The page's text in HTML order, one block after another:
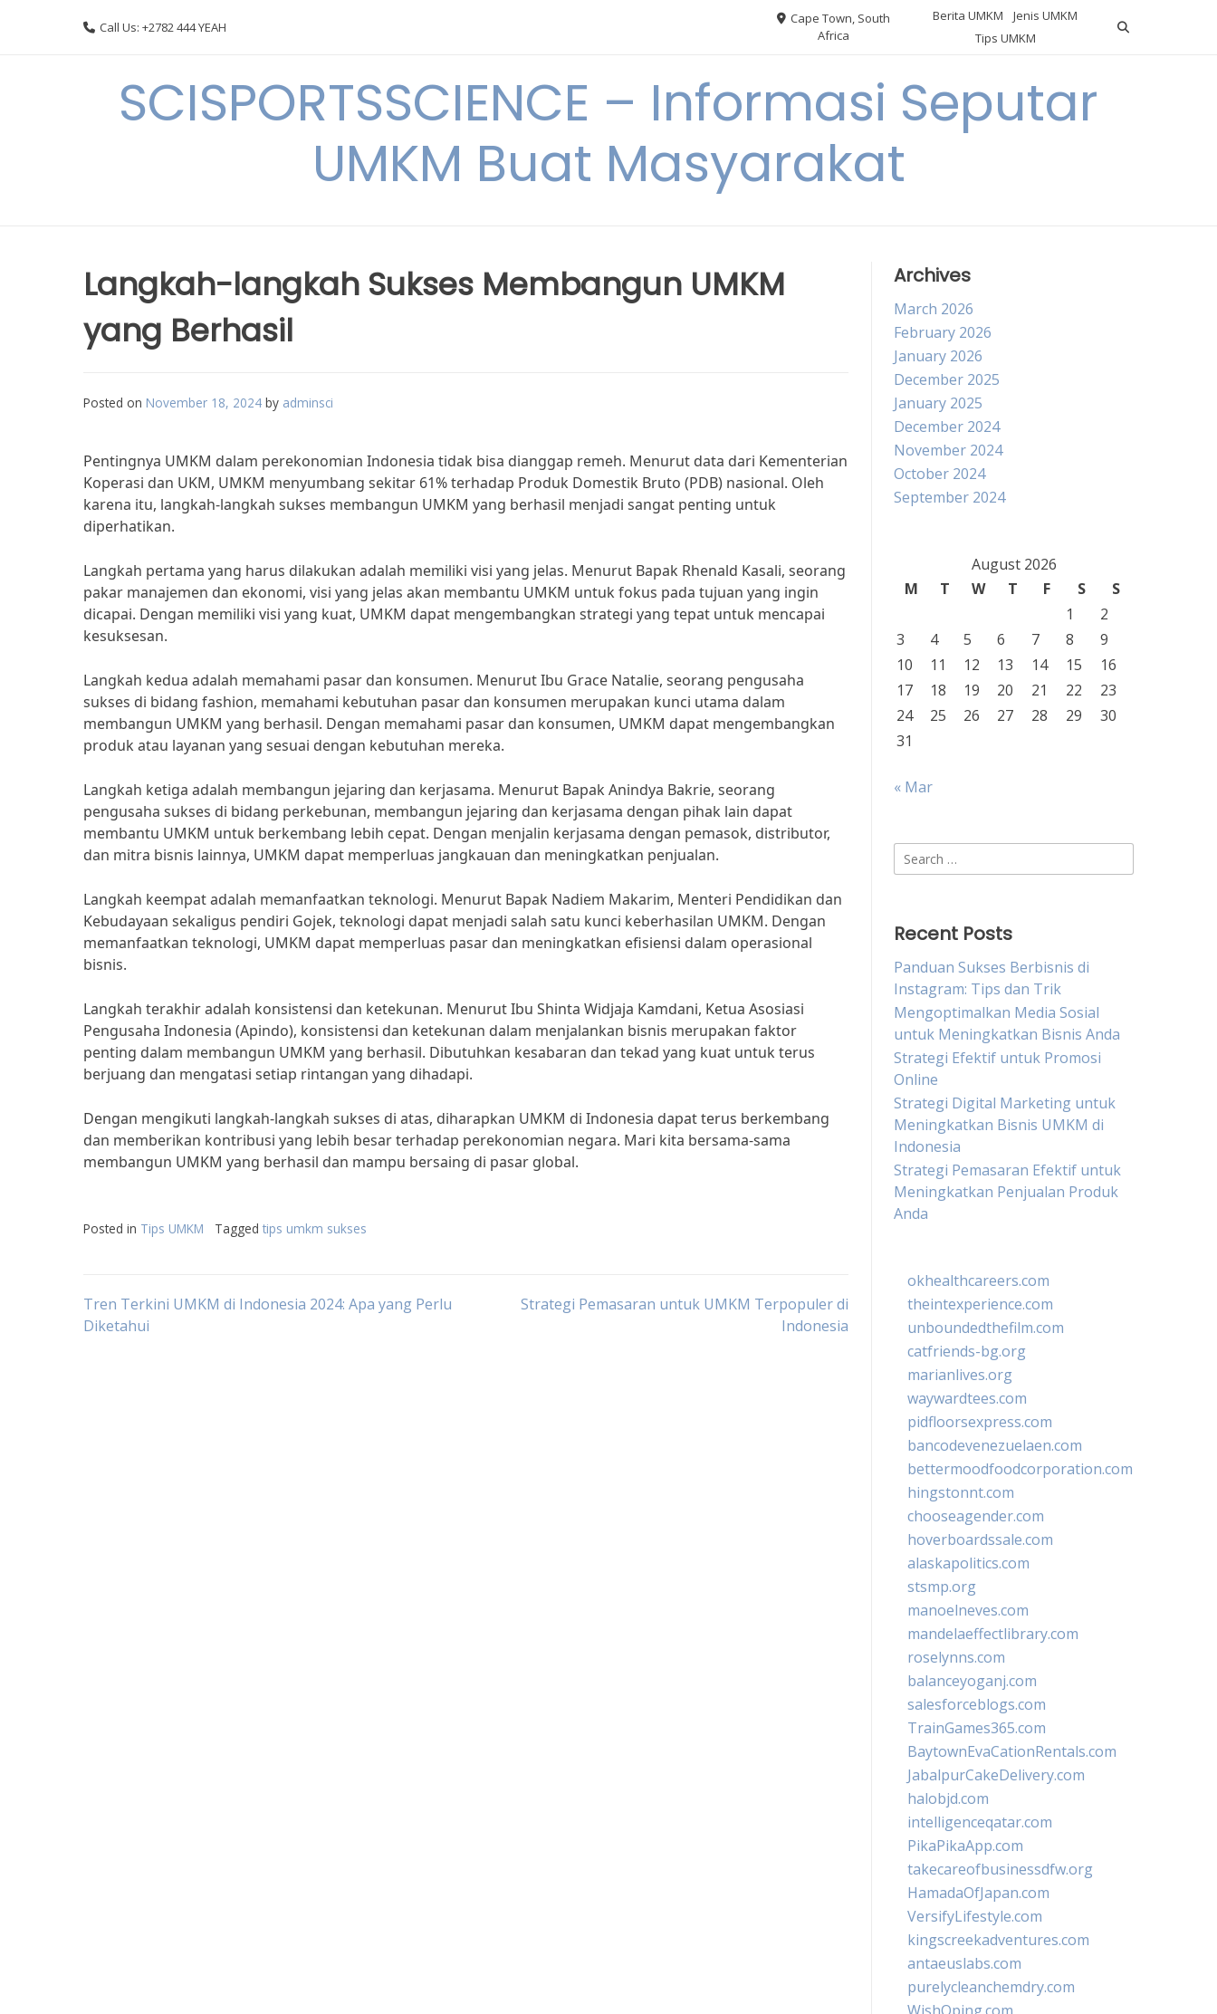
Call Us: +2782 444 YEAH
Cape Town, South
Africa
Berita UMKM
Jenis UMKM
Tips UMKM
SCISPORTSSCIENCE – Informasi Seputar
UMKM Buat Masyarakat
Langkah-langkah Sukses Membangun UMKM
yang Berhasil
Posted on November 18, 2024 by adminsci
Pentingnya UMKM dalam perekonomian Indonesia tidak bisa dianggap remeh. Menurut data dari Kementerian
Koperasi dan UKM, UMKM menyumbang sekitar 61% terhadap Produk Domestik Bruto (PDB) nasional. Oleh
karena itu, langkah-langkah sukses membangun UMKM yang berhasil menjadi sangat penting untuk
diperhatikan.
Langkah pertama yang harus dilakukan adalah memiliki visi yang jelas. Menurut Bapak Rhenald Kasali, seorang
pakar manajemen dan ekonomi, visi yang jelas akan membantu UMKM untuk fokus pada tujuan yang ingin
dicapai. Dengan memiliki visi yang kuat, UMKM dapat mengembangkan strategi yang tepat untuk mencapai
kesuksesan.
Langkah kedua adalah memahami pasar dan konsumen. Menurut Ibu Grace Natalie, seorang pengusaha
sukses di bidang fashion, memahami kebutuhan pasar dan konsumen merupakan kunci utama dalam
membangun UMKM yang berhasil. Dengan memahami pasar dan konsumen, UMKM dapat mengembangkan
produk atau layanan yang sesuai dengan kebutuhan mereka.
Langkah ketiga adalah membangun jejaring dan kerjasama. Menurut Bapak Anindya Bakrie, seorang
pengusaha sukses di bidang perkebunan, membangun jejaring dan kerjasama dengan pihak lain dapat
membantu UMKM untuk berkembang lebih cepat. Dengan menjalin kerjasama dengan pemasok, distributor,
dan mitra bisnis lainnya, UMKM dapat memperluas jangkauan dan meningkatkan penjualan.
Langkah keempat adalah memanfaatkan teknologi. Menurut Bapak Nadiem Makarim, Menteri Pendidikan dan
Kebudayaan sekaligus pendiri Gojek, teknologi dapat menjadi salah satu kunci keberhasilan UMKM. Dengan
memanfaatkan teknologi, UMKM dapat memperluas pasar dan meningkatkan efisiensi dalam operasional
bisnis.
Langkah terakhir adalah konsistensi dan ketekunan. Menurut Ibu Shinta Widjaja Kamdani, Ketua Asosiasi
Pengusaha Indonesia (Apindo), konsistensi dan ketekunan dalam menjalankan bisnis merupakan faktor
penting dalam membangun UMKM yang berhasil. Dibutuhkan kesabaran dan tekad yang kuat untuk terus
berjuang dan mengatasi setiap rintangan yang dihadapi.
Dengan mengikuti langkah-langkah sukses di atas, diharapkan UMKM di Indonesia dapat terus berkembang
dan memberikan kontribusi yang lebih besar terhadap perekonomian negara. Mari kita bersama-sama
membangun UMKM yang berhasil dan mampu bersaing di pasar global.
Posted in Tips UMKM Tagged tips umkm sukses
Post
Tren Terkini UMKM di Indonesia 2024: Apa yang Perlu
Diketahui
Strategi Pemasaran untuk UMKM Terpopuler di
Indonesia
Archives
March 2026
February 2026
January 2026
December 2025
January 2025
December 2024
November 2024
October 2024
September 2024
August 2026
M
T W T F S
S
1
2
3
4 5 6 7 8
9
10
11 12 13 14 15
16
17
18 19 20 21 22
23
24
25 26 27 28 29
30
31
« Mar
Search
for:
Recent Posts
Panduan Sukses Berbisnis di
Instagram: Tips dan Trik
Mengoptimalkan Media Sosial
untuk Meningkatkan Bisnis Anda
Strategi Efektif untuk Promosi
Online
Strategi Digital Marketing untuk
Meningkatkan Bisnis UMKM di
Indonesia
Strategi Pemasaran Efektif untuk
Meningkatkan Penjualan Produk
Anda
okhealthcareers.com
theintexperience.com
unboundedthefilm.com
catfriends-bg.org
marianlives.org
waywardtees.com
pidfloorsexpress.com
bancodevenezuelaen.com
bettermoodfoodcorporation.com
hingstonnt.com
chooseagender.com
hoverboardssale.com
alaskapolitics.com
stsmp.org
manoelneves.com
mandelaeffectlibrary.com
roselynns.com
balanceyoganj.com
salesforceblogs.com
TrainGames365.com
BaytownEvaCationRentals.com
JabalpurCakeDelivery.com
halobjd.com
intelligenceqatar.com
PikaPikaApp.com
takecareofbusinessdfw.org
HamadaOfJapan.com
VersifyLifestyle.com
kingscreekadventures.com
antaeuslabs.com
purelycleanchemdry.com